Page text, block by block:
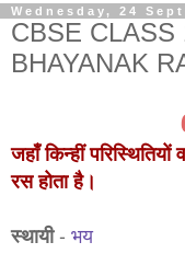
Wednesday, 24
CBSE CLASS
BHAYANAK
जहाँ किन्हीं
रस होता है।
स्थायी- भय